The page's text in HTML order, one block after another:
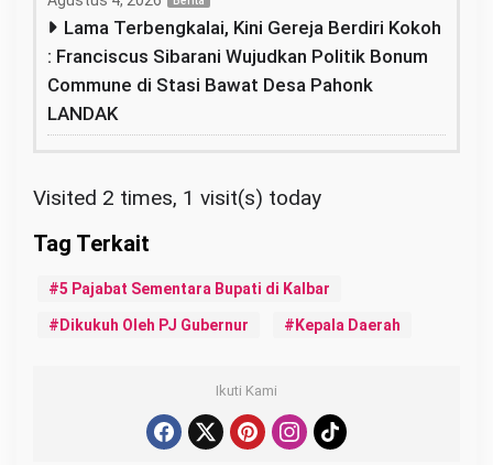
Lama Terbengkalai, Kini Gereja Berdiri Kokoh
: Franciscus Sibarani Wujudkan Politik Bonum
Commune di Stasi Bawat Desa Pahonk
LANDAK
Visited 2 times, 1 visit(s) today
5 Pajabat Sementara Bupati di Kalbar
Dikukuh Oleh PJ Gubernur Kepala Daerah
Ikuti Kami